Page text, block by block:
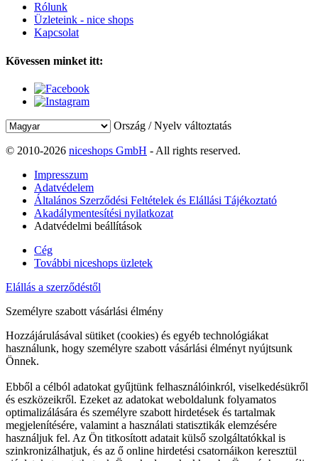
Rólunk
Üzleteink - nice shops
Kapcsolat
Kövessen minket itt:
Ország / Nyelv változtatás
© 2010-2026 niceshops GmbH - All rights reserved.
Impresszum
Adatvédelem
Általános Szerződési Feltételek és Elállási Tájékoztató
Akadálymentesítési nyilatkozat
Adatvédelmi beállítások
Cég
További niceshops üzletek
Elállás a szerződéstől
Személyre szabott vásárlási élmény
Hozzájárulásával sütiket (cookies) és egyéb technológiákat
használunk, hogy személyre szabott vásárlási élményt nyújtsunk
Önnek.
Ebből a célból adatokat gyűjtünk felhasználóinkról, viselkedésükről
és eszközeikről. Ezeket az adatokat weboldalunk folyamatos
optimalizálására és személyre szabott hirdetések és tartalmak
megjelenítésére, valamint a használati statisztikák elemzésére
használjuk fel. Az Ön titkosított adatait külső szolgáltatókkal is
szinkronizálhatjuk, és az ő online hirdetési csatornáikon keresztül